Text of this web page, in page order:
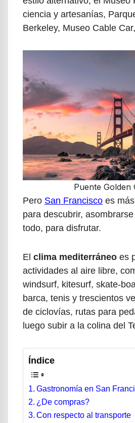
ciencia y artesanías,
Berkeley, Museo Cable
Puente Golden
Pero San Francisco es
para descubrir,
todo, para disfrutar.
El clima mediterráneo es
actividades al aire libre,
windsurf, kitesurf, skate-
barca, tenis y trescientos
de ciclovías, rutas para
luego subir a la colina del
Índice
Gastronomía en San
¿De compras?
Con respecto al transporte